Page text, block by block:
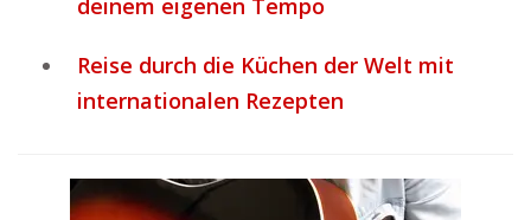
deinem eigenen Tempo
Reise durch die Küchen der Welt mit
internationalen Rezepten